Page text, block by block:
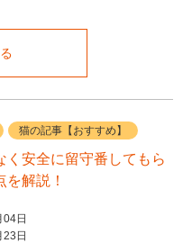
猫の記事【おすすめ】
く安全に留守番してもら
を解説！
04日
23日